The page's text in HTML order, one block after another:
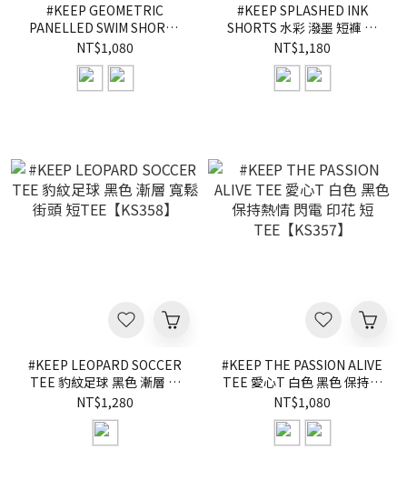
#KEEP GEOMETRIC
PANELLED SWIM SHORTS
拼接 海灘 慢跑 短褲 黑色 灰
色 抽繩 海灘褲 機能 短褲
【KS360】
NT$1,080
#KEEP SPLASHED INK
SHORTS 水彩 潑墨 短褲 暈
染 抽繩 網眼 膝上 黑色 粉色
運動 球褲【KS359】
ABshorts LUKA KS180
NT$1,180
#KEEP LEOPARD SOCCER
TEE 豹紋足球 黑色 漸層 寬
鬆 街頭 短TEE【KS358】
NT$1,280
#KEEP THE PASSION ALIVE
TEE 愛心T 白色 黑色 保持熱
情 閃電 印花 短
TEE【KS357】
NT$1,080